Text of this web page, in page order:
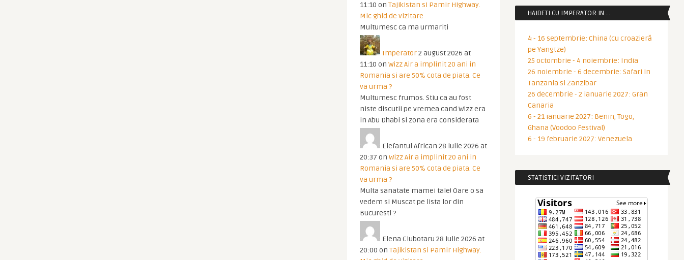
11:10 on Tajikistan si Pamir Highway.
Mic ghid de vizitare
Multumesc ca ma urmariti
Imperator2 august 2026 at
11:10 on Wizz Air a implinit 20 ani in
Romania si are 50% cota de piata. Ce
va urma ?
Multumesc frumos. Stiu ca au fost
niste discutii pe vremea cand Wizz era
in Abu Dhabi si zona era considerata
Elefantul African 28 iulie 2026 at
20:37 on Wizz Air a implinit 20 ani in
Romania si are 50% cota de piata. Ce
va urma ?
Multa sanatate mamei tale! Oare o sa
vedem si Muscat pe lista lor din
Bucuresti ?
Elena Ciubotaru 28 iulie 2026 at
20:00 on Tajikistan si Pamir Highway.
HAIDETI CU IMPERATOR IN …
4 - 16 septembrie: China (cu croazieră
pe Yangtze)
25 octombrie - 4 noiembrie: India
26 noiembrie - 6 decembrie: Safari in
Tanzania si Zanzibar
26 decembrie - 2 ianuarie 2027: Gran
Canaria
6 - 21 ianuarie 2027: Benin, Togo,
Ghana (Voodoo Festival)
6 - 19 februarie 2027: Venezuela
STATISTICI VIZITATORI